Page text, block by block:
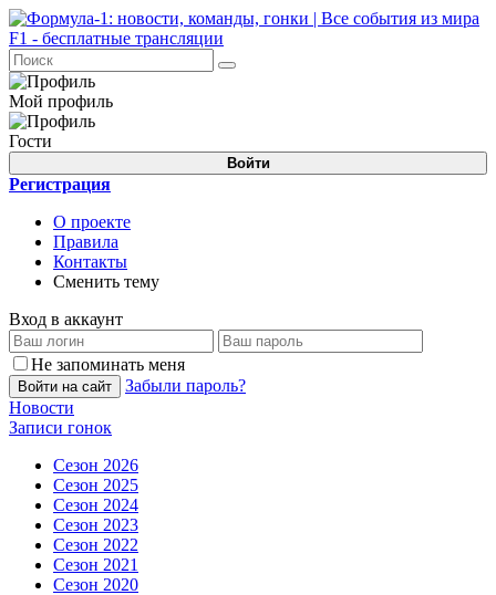
Мой профиль
Гости
Войти
Регистрация
О проекте
Правила
Контакты
Сменить тему
Вход в аккаунт
Не запоминать меня
Войти на сайт
Забыли пароль?
Новости
Записи гонок
Сезон 2026
Сезон 2025
Сезон 2024
Сезон 2023
Сезон 2022
Сезон 2021
Сезон 2020